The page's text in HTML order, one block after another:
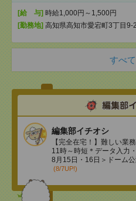
[給 与] 時給1,000円～1,500円
[勤務地] 高知県高知市愛宕町3丁目9-
すべ
編集部イチオシ
【完全在宅！】難しい業
11時～時短＊データ入力
8月15日・16日＞ドーム
(8/7UP!)